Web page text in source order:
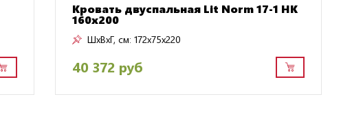
Кровать двуспальная Lit Norm 17-1 НК
160х200
ШxВxГ, см: 172x75x220
40 372 руб